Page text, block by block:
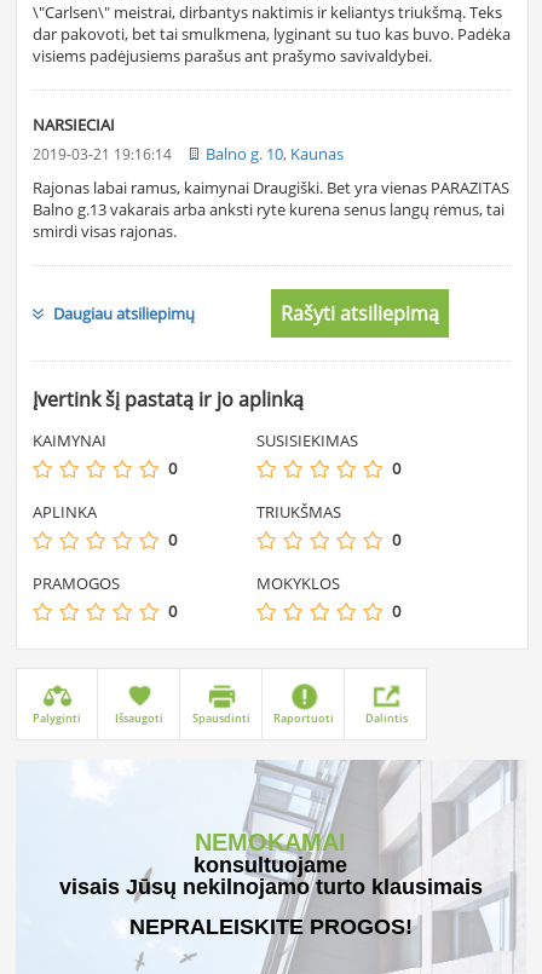
\"Carlsen\" meistrai, dirbantys naktimis ir keliantys triukšmą. Teks
dar pakovoti, bet tai smulkmena, lyginant su tuo kas buvo. Padėka
visiems padėjusiems parašus ant prašymo savivaldybei.
NARSIECIAI
2019-03-21 19:16:14
Balno g. 10, Kaunas
Rajonas labai ramus, kaimynai Draugiški. Bet yra vienas PARAZITAS
Balno g.13 vakarais arba anksti ryte kurena senus langų rėmus, tai
smirdi visas rajonas.
Daugiau atsiliepimų Rašyti atsiliepimą
Įvertink šį pastatą ir jo aplinką
KAIMYNAI
0
SUSISIEKIMAS
0
APLINKA
0
TRIUKŠMAS
0
PRAMOGOS
0
MOKYKLOS
0
Palyginti Išsaugoti Spausdinti Raportuoti Dalintis
NEMOKAMAI
konsultuojame
visais Jūsų nekilnojamo turto klausimais
NEPRALEISKITE PROGOS!